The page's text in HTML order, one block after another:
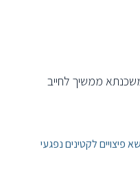
ממשיך לחייב